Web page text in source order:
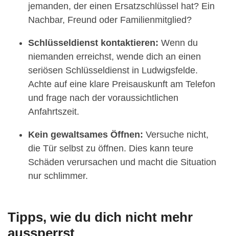
jemanden, der einen Ersatzschlüssel hat? Ein
Nachbar, Freund oder Familienmitglied?
Schlüsseldienst kontaktieren: Wenn du
niemanden erreichst, wende dich an einen
seriösen Schlüsseldienst in Ludwigsfelde.
Achte auf eine klare Preisauskunft am Telefon
und frage nach der voraussichtlichen
Anfahrtszeit.
Kein gewaltsames Öffnen: Versuche nicht,
die Tür selbst zu öffnen. Dies kann teure
Schäden verursachen und macht die Situation
nur schlimmer.
Tipps, wie du dich nicht mehr
aussperrst